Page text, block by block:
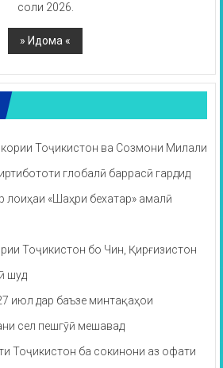
соли 2026.
Тоҷикистон ва Созмони Милали
глобалӣ баррасӣ гардид
лоиҳаи «Шаҳри бехатар» амалӣ
Тоҷикистон бо Чин, Қирғизистон
шуд
июл дар баъзе минтақаҳои
сел пешгӯӣ мешавад
Тоҷикистон ба сокинони аз офати